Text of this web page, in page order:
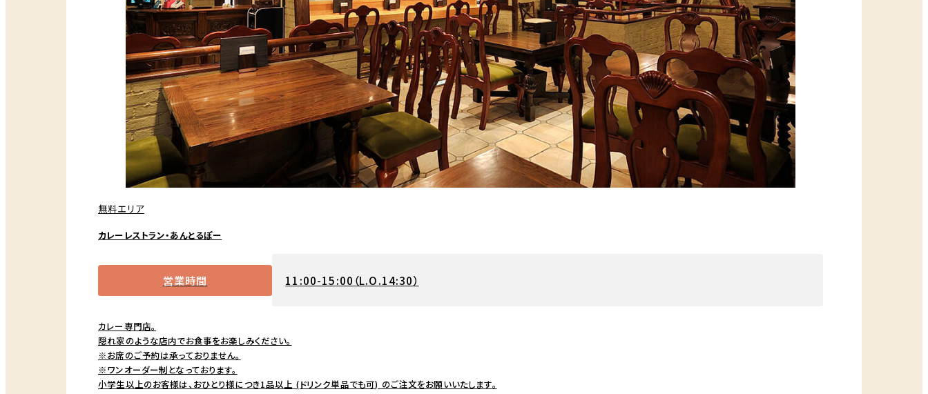
無料エリア
カレーレストラン・あんとるぽー
営業時間 11:00-15:00（L.O.14:30）
カレー専門店。
隠れ家のような店内でお食事をお楽しみください。
※お席のご予約は承っておりません。
※ワンオーダー制となっております。
小学生以上のお客様は、おひとり様につき1品以上 (ドリンク単品でも可) のご注文をお願いいたします。